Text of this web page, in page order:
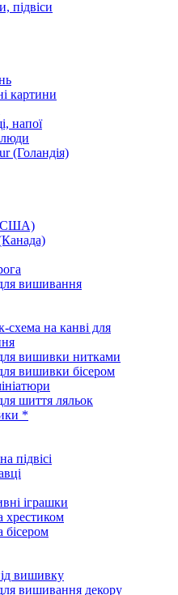
підвіси
картини
напої
(Голандія)
(США)
вишивання
на канві для
вишивки нитками
вишивки бісером
шиття ляльок
*
підвісі
іграшки
вишивку
вишивання декору